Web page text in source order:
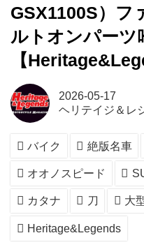
GSX1100S）フ
ルトオンパーツ
【
2026-05-17
ヘリテイジ＆レ
バイク 絶版名車
オオノスピード
カタナ 刀 大
Heritage&Legends